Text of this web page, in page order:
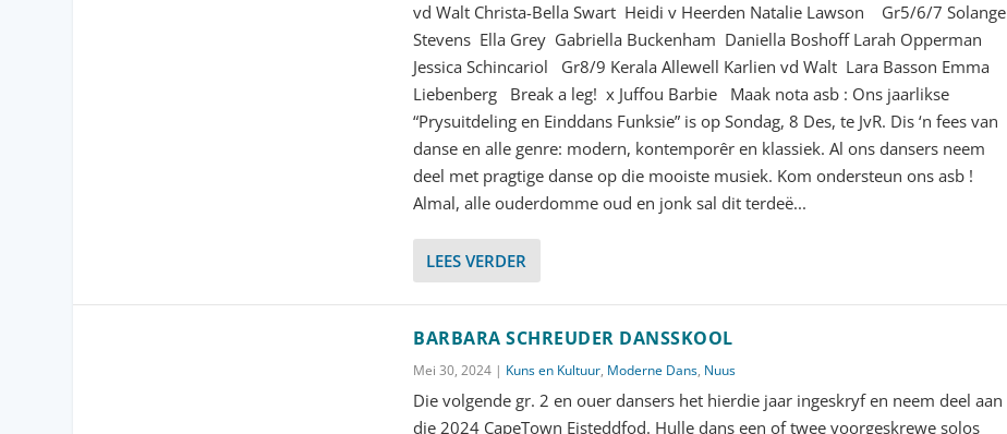
vd Walt Christa-Bella Swart Heidi v Heerden Natalie Lawson Gr5/6/7 Solange
Stevens Ella Grey Gabriella Buckenham Daniella Boshoff Larah Opperman
Jessica Schincariol Gr8/9 Kerala Allewell Karlien vd Walt Lara Basson Emma
Liebenberg Break a leg! x Juffou Barbie Maak nota asb : Ons jaarlikse
“Prysuitdeling en Einddans Funksie” is op Sondag, 8 Des, te JvR. Dis ‘n fees van
danse en alle genre: modern, kontemporêr en klassiek. Al ons dansers neem
deel met pragtige danse op die mooiste musiek. Kom ondersteun ons asb !
Almal, alle ouderdomme oud en jonk sal dit terdeë...
LEES VERDER
BARBARA SCHREUDER DANSSKOOL
Mei 30, 2024 | Kuns en Kultuur, Moderne Dans, Nuus
Die volgende gr. 2 en ouer dansers het hierdie jaar ingeskryf en neem deel aan
die 2024 CapeTown Eisteddfod. Hulle dans een of twee voorgeskrewe solos